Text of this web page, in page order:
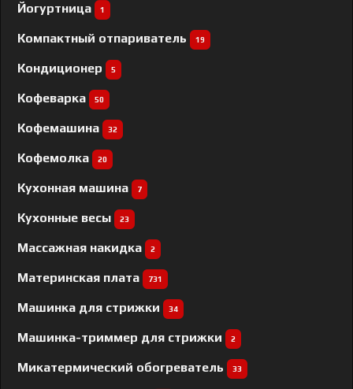
Йогуртница 1
Компактный отпариватель 19
Кондиционер 5
Кофеварка 50
Кофемашина 32
Кофемолка 20
Кухонная машина 7
Кухонные весы 23
Массажная накидка 2
Материнская плата 731
Машинка для стрижки 34
Машинка-триммер для стрижки 2
Микатермический обогреватель 33